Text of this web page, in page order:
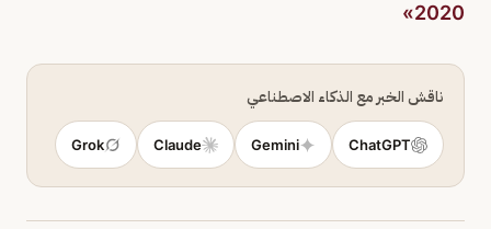
2020»
ناقش الخبر مع الذكاء الاصطناعي
ChatGPT
Gemini
Claude
Grok